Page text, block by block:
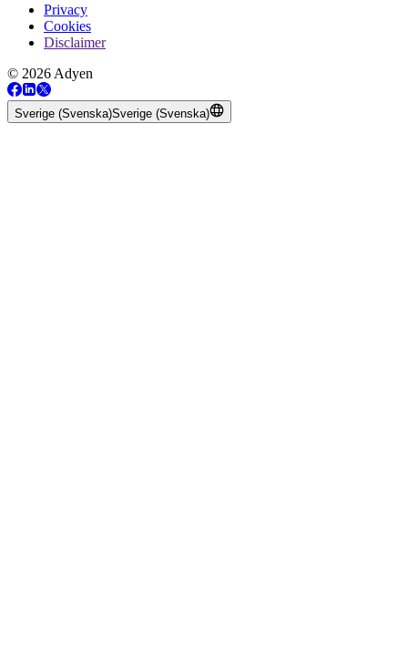
Privacy
Cookies
Disclaimer
© 2026 Adyen
Sverige (Svenska)Sverige (Svenska)